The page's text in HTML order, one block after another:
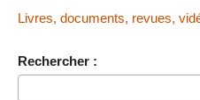
Livres, documents, revues,
Rechercher :